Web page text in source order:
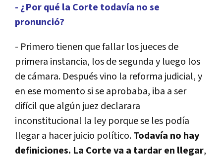
- ¿Por qué la Corte todavía no se
pronunció?
- Primero tienen que fallar los jueces de
primera instancia, los de segunda y luego los
de cámara. Después vino la reforma judicial, y
en ese momento si se aprobaba, iba a ser
difícil que algún juez declarara
inconstitucional la ley porque se les podía
llegar a hacer juicio político.Todavía no hay
definiciones. La Corte va a tardar en llegar,